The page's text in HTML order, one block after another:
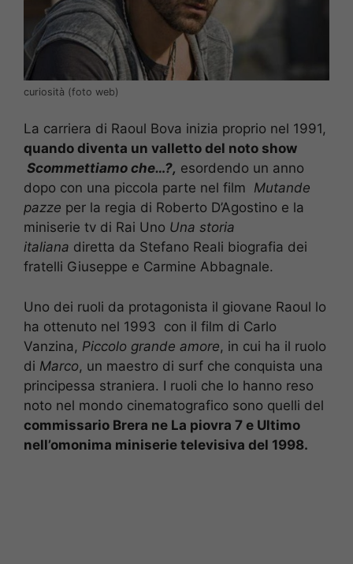
curiosità (foto web)
La carriera di Raoul Bova inizia proprio nel 1991,
quando diventa un valletto del noto show
Scommettiamo che…?, esordendo un anno
dopo con una piccola parte nel film Mutande
pazze per la regia di Roberto D’Agostino e la
miniserie tv di Rai Uno Una storia
italiana diretta da Stefano Reali biografia dei
fratelli Giuseppe e Carmine Abbagnale.
Uno dei ruoli da protagonista il giovane Raoul lo
ha ottenuto nel 1993 con il film di Carlo
Vanzina, Piccolo grande amore, in cui ha il ruolo
di Marco, un maestro di surf che conquista una
principessa straniera. I ruoli che lo hanno reso
noto nel mondo cinematografico sono quelli del
commissario Brera ne La piovra 7 e Ultimo
nell’omonima miniserie televisiva del 1998.